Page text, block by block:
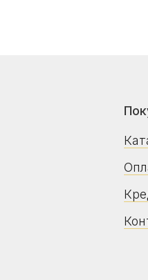
характеристики изделия, его
актуальную цену, наличие и